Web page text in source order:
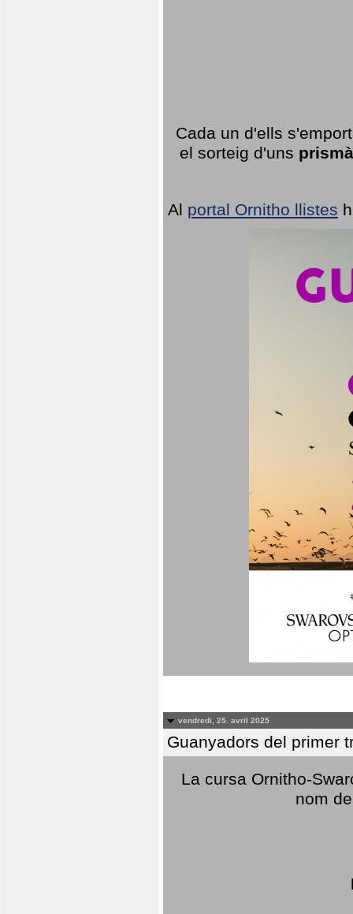
Cada un d'ells
el sorteig d'uns
Al portal Ornitho llistes
vendredi, 25. avril 2025
Guanyadors del primer
La cursa Ornitho-
nom